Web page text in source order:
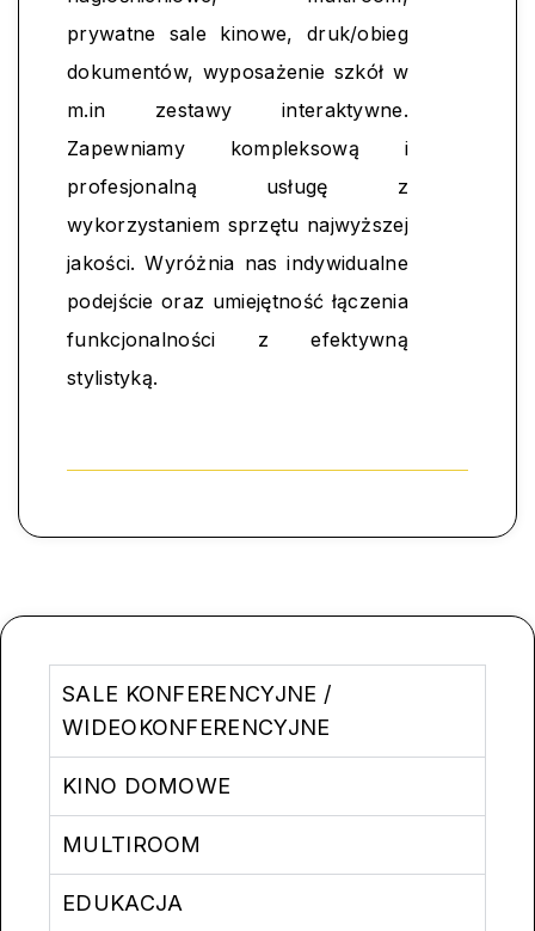
prywatne sale kinowe, druk/obieg
dokumentów, wyposażenie szkół w
m.in zestawy interaktywne.
Zapewniamy kompleksową i
profesjonalną usługę z
wykorzystaniem sprzętu najwyższej
jakości. Wyróżnia nas indywidualne
podejście oraz umiejętność łączenia
funkcjonalności z efektywną
stylistyką.
SALE KONFERENCYJNE /
WIDEOKONFERENCYJNE
KINO DOMOWE
MULTIROOM
EDUKACJA